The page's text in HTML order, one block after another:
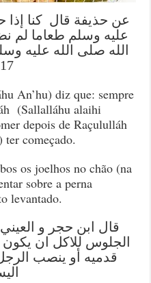
عن حذيفة قال كنا إذا
عليه وسلم طعاما لم
الله صلى الله عليه
An’hu) diz que: sempre
(Sallalláhu alaihi
depois de Raçululláh
começado.
os joelhos no chão (na
sobre a perna
levantado.
قال ابن حجر و
الجلوس للاكل ان يكون
قدميه أو ينصب